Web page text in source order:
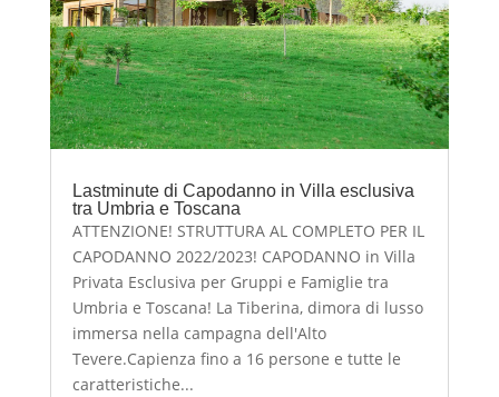
Lastminute di Capodanno in Villa esclusiva
tra Umbria e Toscana
ATTENZIONE! STRUTTURA AL COMPLETO PER IL
CAPODANNO 2022/2023! CAPODANNO in Villa
Privata Esclusiva per Gruppi e Famiglie tra
Umbria e Toscana! La Tiberina, dimora di lusso
immersa nella campagna dell'Alto
Tevere.Capienza fino a 16 persone e tutte le
caratteristiche...